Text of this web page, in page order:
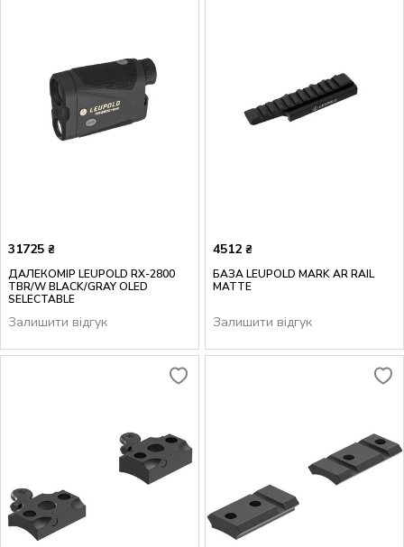
31725 ₴
ДАЛЕКОМІР LEUPOLD RX-2800
TBR/W BLACK/GRAY OLED
SELECTABLE
Залишити відгук
4512 ₴
БАЗА LEUPOLD MARK AR RAIL
MATTE
Залишити відгук